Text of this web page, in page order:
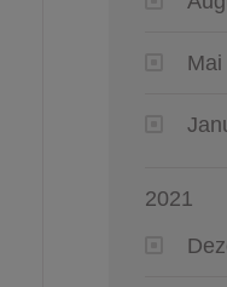
Mai
2021